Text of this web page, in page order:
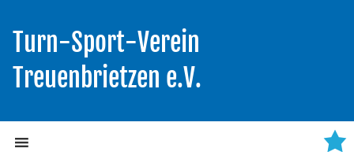
Turn-Sport-Verein
Treuenbrietzen e.V.